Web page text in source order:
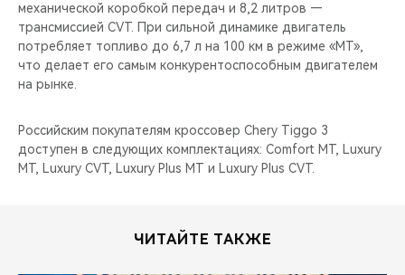
механической коробкой передач и 8,2 литров —
трансмиссией CVT. При сильной динамике двигатель
потребляет топливо до 6,7 л на 100 км в режиме «МТ»,
что делает его самым конкурентоспособным двигателем
на рынке.
Российским покупателям кроссовер Chery Tiggo 3
доступен в следующих комплектациях: Comfort MT, Luxury
MT, Luxury CVT, Luxury Plus MT и Luxury Plus CVT.
ЧИТАЙТЕ ТАКЖЕ